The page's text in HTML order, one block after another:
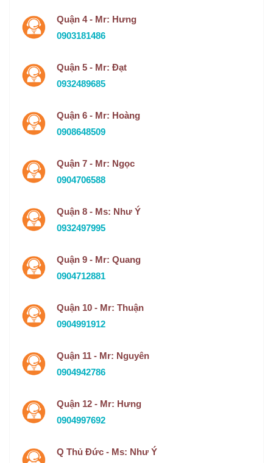
Quận 4 - Mr: Hưng
0903181486
Quận 5 - Mr: Đạt
0932489685
Quận 6 - Mr: Hoàng
0908648509
Quận 7 - Mr: Ngọc
0904706588
Quận 8 - Ms: Như Ý
0932497995
Quận 9 - Mr: Quang
0904712881
Quận 10 - Mr: Thuận
0904991912
Quận 11 - Mr: Nguyên
0904942786
Quận 12 - Mr: Hưng
0904997692
Q Thủ Đức - Ms: Như Ý